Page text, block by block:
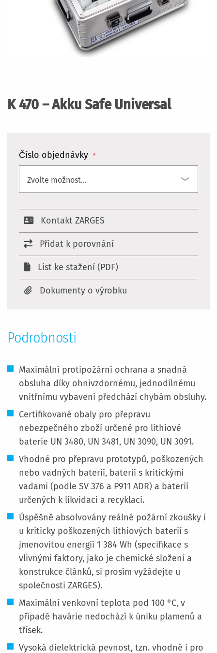
K 470 – Akku Safe Universal
Číslo objednávky
Kontakt ZARGES
Přidat k porovnání
List ke stažení (PDF)
Dokumenty o výrobku
galerie
Podrobnosti
Maximální protipožární ochrana a snadná
obsluha díky ohnivzdornému, jednodílnému
vnitřnímu vybavení předchází chybám obsluhy.
Certifikované obaly pro přepravu
nebezpečného zboží určené pro lithiové
baterie UN 3480, UN 3481, UN 3090, UN 3091.
Vhodné pro přepravu prototypů, poškozených
nebo vadných baterií, baterií s kritickými
vadami (podle SV 376 a P911 ADR) a baterií
určených k likvidaci a recyklaci.
Úspěšně absolvovány reálné požární zkoušky i
u kriticky poškozených lithiových baterií s
jmenovitou energií 1 384 Wh (specifikace s
vlivnými faktory, jako je chemické složení a
konstrukce článků, si prosím vyžádejte u
společnosti ZARGES).
Maximální venkovní teplota pod 100 °C, v
případě havárie nedochází k úniku plamenů a
třísek.
Vysoká dielektrická pevnost, tzn. vhodné i pro